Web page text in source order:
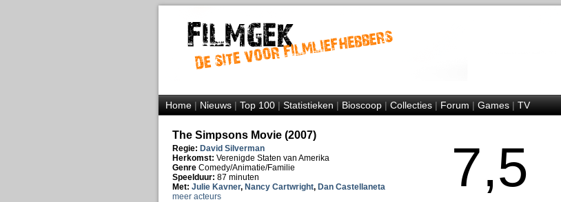
Home|Nieuws|Top 100|Statistieken|Bioscoop|Collecties|Forum|Games|TV
The Simpsons Movie (2007)
Regie: David Silverman
Herkomst: Verenigde Staten van Amerika
Genre Comedy/Animatie/Familie
Speelduur: 87 minuten
Met: Julie Kavner, Nancy Cartwright, Dan Castellaneta
meer acteurs
7,5